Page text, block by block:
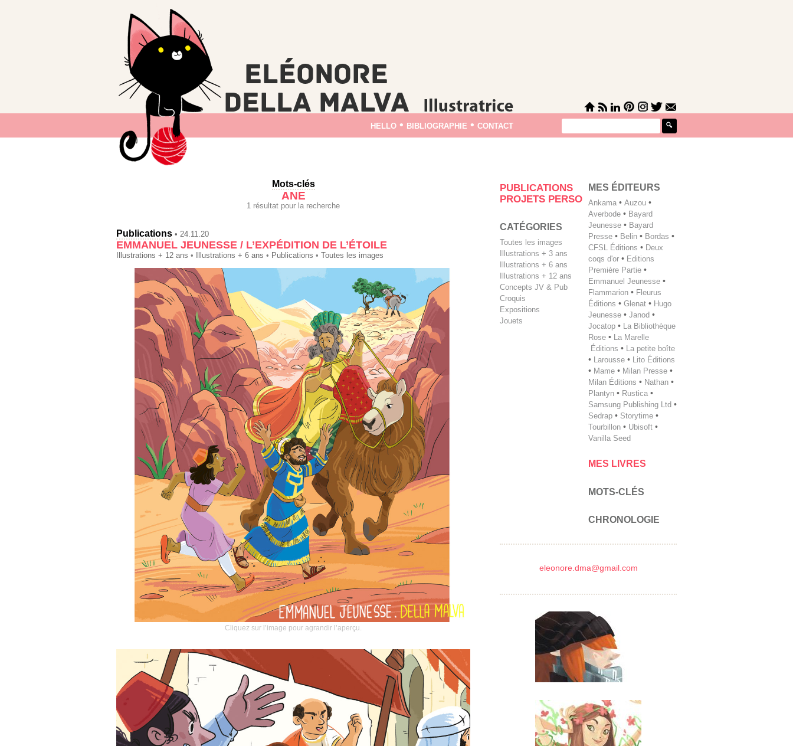
hello • bibliographie • contact
Mots-clés
ANE
1 résultat pour la recherche
Publications • 24.11.20
EMMANUEL JEUNESSE / L’EXPÉDITION DE L’ÉTOILE
Illustrations + 12 ans • Illustrations + 6 ans • Publications • Toutes les images
Cliquez sur l’image pour agrandir l’aperçu.
PUBLICATIONS
PROJETS PERSO
CATÉGORIES
Toutes les images
Illustrations + 3 ans
Illustrations + 6 ans
Illustrations + 12 ans
Concepts JV & Pub
Croquis
Expositions
Jouets
MES ÉDITEURS
Ankama • Auzou •
Averbode • Bayard
Jeunesse • Bayard
Presse • Belin • Bordas •
CFSL Éditions • Deux
coqs d'or • Editions
Première Partie •
Emmanuel Jeunesse •
Flammarion • Fleurus
Éditions • Glenat • Hugo
Jeunesse • Janod •
Jocatop • La Bibliothèque
Rose • La Marelle
Éditions • La petite boîte
• Larousse • Lito Éditions
• Mame • Milan Presse •
Milan ­Éditions • Nathan •
Plantyn • Rustica •
Samsung Publishing Ltd •
Sedrap • Storytime •
Tourbillon • Ubisoft •
Vanilla Seed
MES LIVRES
MOTS-CLÉS
CHRONOLOGIE
eleonore.dma@gmail.com